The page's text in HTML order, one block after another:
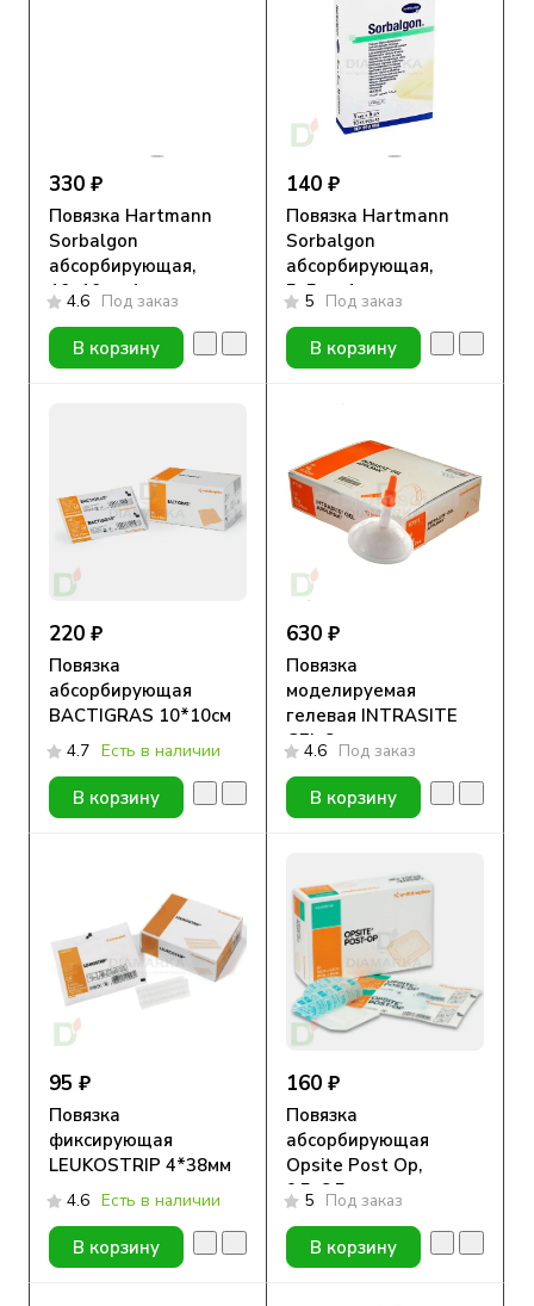
330 ₽
Повязка Hartmann
Sorbalgon
абсорбирующая,
10х10см, 1шт
4.6 Под заказ
В корзину
140 ₽
Повязка Hartmann
Sorbalgon
абсорбирующая,
5х5см, 1шт
5 Под заказ
В корзину
220 ₽
Повязка
абсорбирующая
BACTIGRAS 10*10см
4.7 Есть в наличии
В корзину
630 ₽
Повязка
моделируемая
гелевая INTRASITE
GEL 8г.
4.6 Под заказ
В корзину
95 ₽
Повязка
фиксирующая
LEUKOSTRIP 4*38мм
4.6 Есть в наличии
В корзину
160 ₽
Повязка
абсорбирующая
Opsite Post Op,
9,5х8,5 см, пленочная
5 Под заказ
В корзину